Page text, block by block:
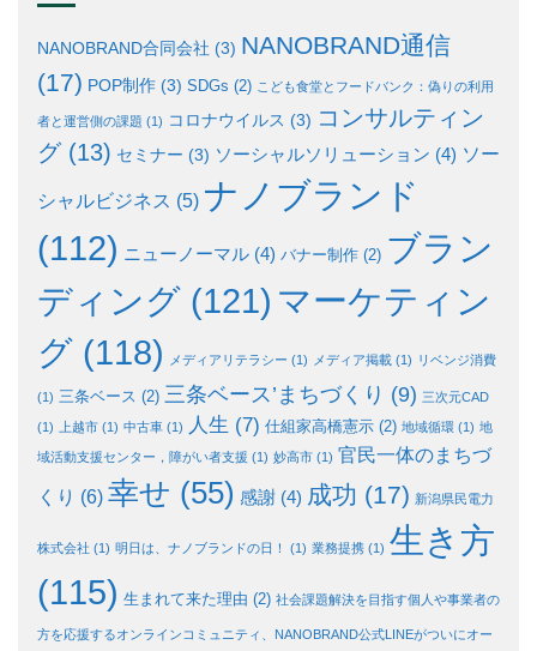
NANOBRAND合同会社 (3) NANOBRAND通信
(17) POP制作 (3) SDGs (2) こども食堂とフードバンク：偽りの利用
者と運営側の課題 (1) コロナウイルス (3) コンサルティン
グ(13) セミナー (3) ソーシャルソリューション (4) ソー
シャルビジネス (5) ナノブランド
(112) ニューノーマル (4) バナー制作 (2) ブラン
ディング (121) マーケティン
グ (118) メディアリテラシー (1) メディア掲載 (1) リベンジ消費
(1) 三条ベース (2) 三条ベース’まちづくり (9) 三次元CAD
(1) 上越市 (1) 中古車 (1) 人生 (7) 仕組家高橋憲示 (2) 地域循環 (1) 地
域活動支援センター，障がい者支援 (1) 妙高市 (1) 官民一体のまちづ
くり (6) 幸せ (55) 感謝 (4) 成功 (17) 新潟県民電力
株式会社 (1) 明日は、ナノブランドの日！ (1) 業務提携 (1) 生き方
(115) 生まれて来た理由 (2) 社会課題解決を目指す個人や事業者の
方を応援するオンラインコミュニティ、NANOBRAND公式LINEがついにオー